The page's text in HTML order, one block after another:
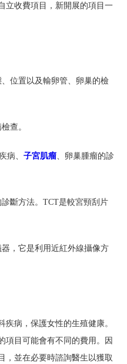
立收費項目，新開展的項目一
位置以及輸卵管、卵巢的檢
查。
病、 子宮肌瘤、卵巢腫瘤的診
斷方法。TCT是較宮頸刮片
，它是利用近紅外線攝像方
病，保護女性的生殖健康。
項目可能會有不同的費用。因
，並在必要時諮詢醫生以獲取